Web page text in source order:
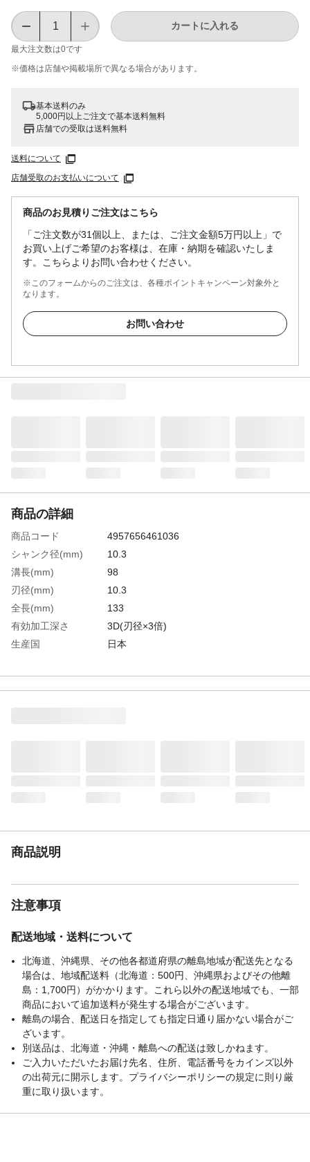
最大注文数は0です
カートに入れる
※価格は​店舗や​掲載場所で​異なる​場合が​あります。
基本送料のみ
5,000円以上ご注文で基本送料無料
店舗での受取は送料無料
送料について
店舗受取のお支払いについて
商品のお見積りご注文はこちら
「ご注文数が31個以上、または、ご注文金額5万円以上」で
お買い上げご希望のお客様は、在庫・納期を確認いたしま
す。こちらよりお問い合わせください。
※このフォームからのご注文は、各種ポイントキャンペーン対象外と
なります。
お問い合わせ
商品の詳細
商品コード
4957656461036
シャンク径(mm)
10.3
溝長(mm)
98
刃径(mm)
10.3
全長(mm)
133
有効加工深さ
3D(刃径×3倍)
生産国
日本
材質1
高速度鋼(HSS)
商品説明
注意事項
配送地域・送料について
北海道、沖縄県、その他各都道府県の離島地域が配送先となる
場合は、地域配送料（北海道：500円、沖縄県およびその他離
島：1,700円）がかかります。これら以外の配送地域でも、一部
商品において追加送料が発生する場合がございます。
離島の場合、配送日を指定しても指定日通り届かない場合がご
ざいます。
別送品は、北海道・沖縄・離島への配送は致しかねます。
ご入力いただいたお届け先名、住所、電話番号をカインズ以外
の出荷元に開示します。プライバシーポリシーの規定に則り厳
重に取り扱います。